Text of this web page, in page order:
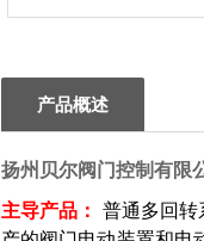
产品概述
扬州贝尔阀门控制有限
主导产品：
普通多回转